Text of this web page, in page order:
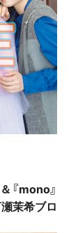
『mono』
瀬茉希ブロ